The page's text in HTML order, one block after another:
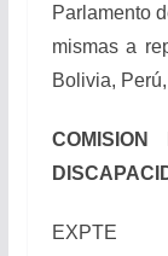
Parlamento
mismas a
Bolivia,
EXPTE